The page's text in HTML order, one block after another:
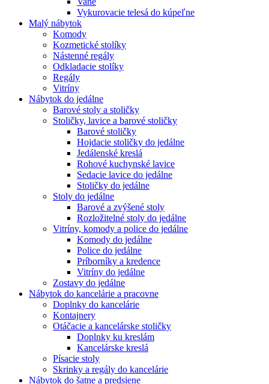
Vykurovacie telesá do kúpeľne
Malý nábytok
Komody
Kozmetické stolíky
Nástenné regály
Odkladacie stolíky
Regály
Vitríny
Nábytok do jedálne
Barové stoly a stoličky
Stoličky, lavice a barové stoličky
Barové stoličky
Hojdacie stoličky do jedálne
Jedálenské kreslá
Rohové kuchynské lavice
Sedacie lavice do jedálne
Stoličky do jedálne
Stoly do jedálne
Barové a zvýšené stoly
Rozložitelné stoly do jedálne
Vitríny, komody a police do jedálne
Komody do jedálne
Police do jedálne
Príborníky a kredence
Vitríny do jedálne
Zostavy do jedálne
Nábytok do kancelárie a pracovne
Doplnky do kancelárie
Kontajnery
Otáčacie a kancelárske stoličky
Doplnky ku kreslám
Kancelárske kreslá
Písacie stoly
Skrinky a regály do kancelárie
Nábytok do šatne a predsiene